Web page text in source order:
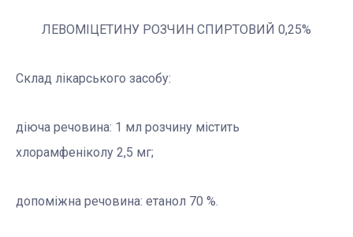
ЛЕВОМІЦЕТИНУ РОЗЧИН СПИРТОВИЙ 0,25%
Склад лікарського засобу:
діюча речовина: 1 мл розчину містить
хлорамфеніколу 2,5 мг;
допоміжна речовина: етанол 70 %.